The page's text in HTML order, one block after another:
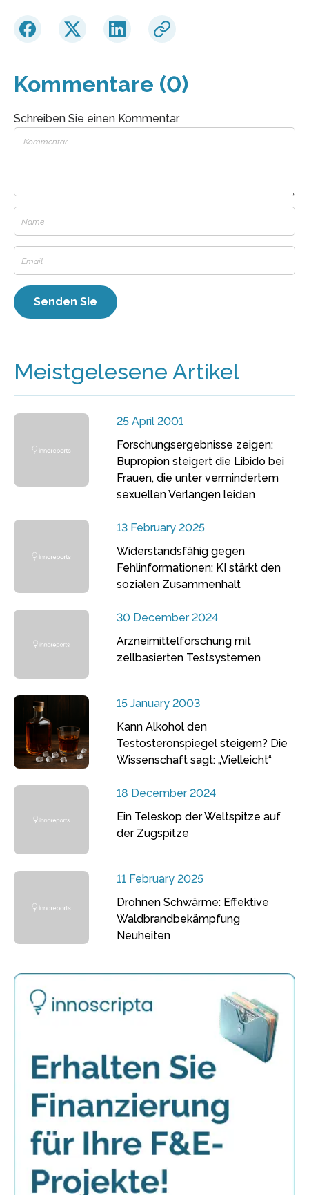
Kommentare (0)
Schreiben Sie einen Kommentar
Meistgelesene Artikel
25 April 2001
Forschungsergebnisse zeigen:
Bupropion steigert die Libido bei
Frauen, die unter vermindertem
sexuellen Verlangen leiden
13 February 2025
Widerstandsfähig gegen
Fehlinformationen: KI stärkt den
sozialen Zusammenhalt
30 December 2024
Arzneimittelforschung mit
zellbasierten Testsystemen
15 January 2003
Kann Alkohol den
Testosteronspiegel steigern? Die
Wissenschaft sagt: „Vielleicht“
18 December 2024
Ein Teleskop der Weltspitze auf
der Zugspitze
11 February 2025
Drohnen Schwärme: Effektive
Waldbrandbekämpfung
Neuheiten